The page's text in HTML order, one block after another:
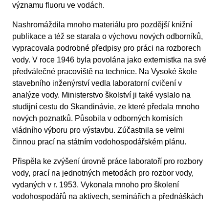
významu fluoru ve vodách.
Nashromáždila mnoho materiálu pro pozdější knižní
publikace a též se starala o výchovu nových odborníků,
vypracovala podrobné předpisy pro práci na rozborech
vody. V roce 1946 byla povolána jako externistka na své
předválečné pracoviště na technice. Na Vysoké škole
stavebního inženýrství vedla laboratorní cvičení v
analýze vody. Ministerstvo školství ji také vyslalo na
studijní cestu do Skandinávie, ze které předala mnoho
nových poznatků. Působila v odborných komisích
vládního výboru pro výstavbu. Zúčastnila se velmi
činnou prací na státním vodohospodářském plánu.
Přispěla ke zvýšení úrovně práce laboratoří pro rozbory
vody, prací na jednotných metodách pro rozbor vody,
vydaných v r. 1953. Vykonala mnoho pro školení
vodohospodářů na aktivech, seminářích a přednáškách